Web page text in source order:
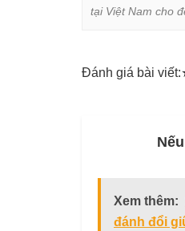
tại Việt Nam cho
Đánh giá bài viết:
Xem thêm:
đánh đổi